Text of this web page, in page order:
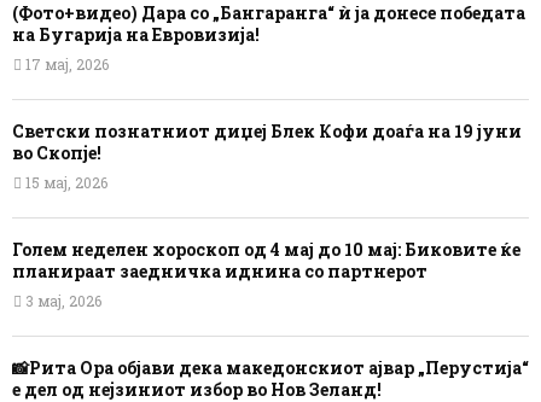
(Фото+видео) Дара со „Бангаранга“ ѝ ја донесе победата
на Бугарија на Евровизија!
17 мај, 2026
Светски познатниот диџеј Блек Кофи доаѓа на 19 јуни
во Скопје!
15 мај, 2026
Голем неделен хороскоп од 4 мај до 10 мај: Биковите ќе
планираат заедничка иднина со партнерот
3 мај, 2026
📸Рита Ора објави дека македонскиот ајвар „Перустија“
е дел од нејзиниот избор во Нов Зеланд!